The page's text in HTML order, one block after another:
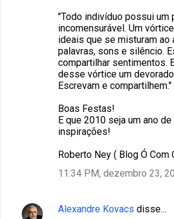
"Todo indivíduo possui um
incomensurável. Um
ideais que se misturam ao
palavras, sons e silêncio.
compartilhar sentimentos.
desse vórtice um
Escrevam e compartilhem."
Boas Festas!
E que 2010 seja um ano
inspirações!
Roberto Ney ( Blog Ó Com
11:34 PM, dezembro 23,
Alexandre Kovacs disse…